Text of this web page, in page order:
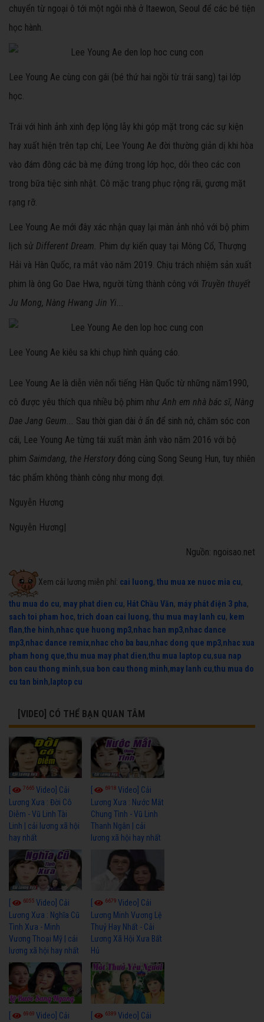
chuyển từ ngoại ô tới một ngôi nhà ở Itaewon, Seoul để các bé tiện
học hành.
Lee Young Ae cùng con gái (bé thứ hai ngồi từ trái sang) tại lớp
học.
Trái với hình ảnh xinh đẹp lộng lẫy khi góp mặt trong các sự kiện
hay xuất hiện trên tạp chí, Lee Young Ae đời thường giản dị khi hòa
vào đám đông các bà mẹ đứng trong lớp học, dõi theo các con
trong bữa tiệc sinh nhật. Cô mặc trang phục rộng rãi, gương mặt
rạng rỡ.
Lee Young Ae mới đây xác nhận quay lại màn ảnh nhỏ với bộ phim
lịch sử Different Dream. Phim dự kiến quay tại Mông Cổ, Thượng
Hải và Hàn Quốc, ra mắt vào năm 2019. Chịu trách nhiệm sản xuất
phim là ông Go Dae Hwa, người từng thành công với Truyền thuyết
Ju Mong, Nàng Hwang Jin Yi...
Lee Young Ae kiêu sa khi chụp hình quảng cáo.
Lee Young Ae là diễn viên nổi tiếng Hàn Quốc từ những năm1990,
cô được yêu thích qua nhiều bộ phim như Anh em nhà bác sĩ, Nàng
Dae Jang Geum... Sau thời gian dài ở ẩn để sinh nở, chăm sóc con
cái, Lee Young Ae từng tái xuất màn ảnh vào năm 2016 với bộ
phim Saimdang, the Herstory đóng cùng Song Seung Hun, tuy nhiên
tác phẩm không thành công như mong đợi.
Nguyễn Hương
Nguyễn Hương|
Nguồn: ngoisao.net
Xem cải lương miễn phí: cai luong, thu mua xe nuoc mia cu,
thu mua do cu, may phat dien cu, Hát Chầu Văn, máy phát điện 3 pha,
sach toi pham hoc, trich doan cai luong, thu mua may lanh cu, kem
flan,the hinh,nhac que huong mp3,nhac han mp3,nhac dance
mp3,nhac dance remix,nhac cho ba bau,nhac dong que mp3,nhac xua
pham hong que,thu mua may phat dien,thu mua laptop cu,sua nap
bon cau thong minh,sua bon cau thong minh,may lanh cu,thu mua do
cu tan binh, laptop cu
[VIDEO] CÓ THỂ BẠN QUAN TÂM
7665 Video] Cải
Lương Xưa : Đời Cô
Diễm - Vũ Linh Tài
Linh | cải lương xã hội
hay nhất
6918Video] Cải
Lương Xưa : Nước Mắt
Chung Tình - Vũ Linh
Thanh Ngân | cải
lương xã hội hay nhất
6055 Video] Cải
Lương Xưa : Nghĩa Cũ
Tình Xưa - Minh
Vương Thoại Mỹ | cải
lương xã hội hay nhất
6679Video] Cải
Lương Minh Vương Lệ
Thuỷ Hay Nhất - Cải
Lương Xã Hội Xưa Bất
Hủ
6969 Video] Cải 6389Video] Cải